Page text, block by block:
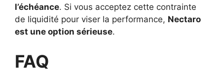
l’échéance. Si vous acceptez cette contrainte
de liquidité pour viser la performance, Nectaro
est une option sérieuse.
FAQ